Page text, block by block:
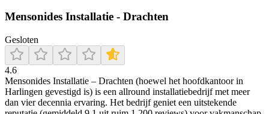
Mensonides Installatie - Drachten
Gesloten
4.6
Mensonides Installatie – Drachten (hoewel het hoofdkantoor in
Harlingen gevestigd is) is een allround installatiebedrijf met meer
dan vier decennia ervaring. Het bedrijf geniet een uitstekende